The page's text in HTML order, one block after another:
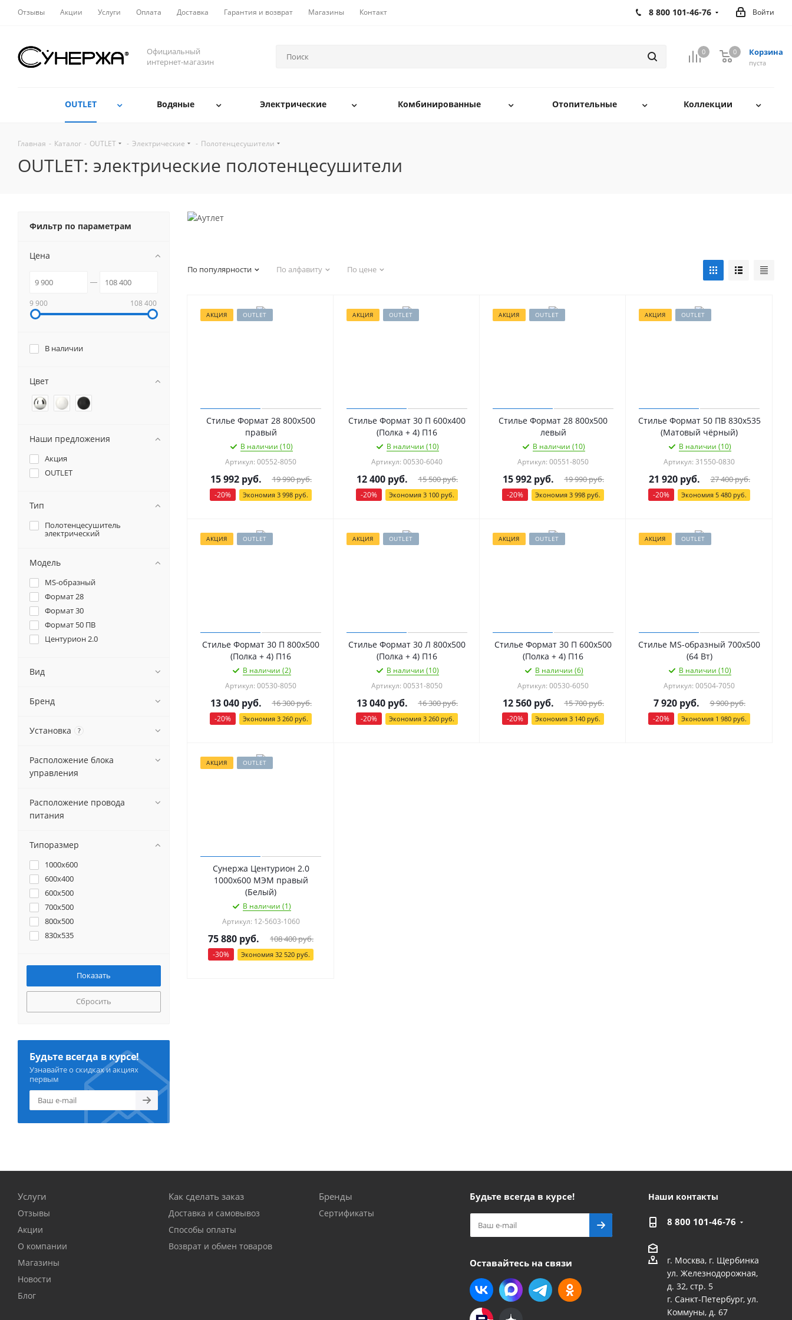
Отзывы Акции Услуги Оплата Доставка Гарантия и возврат Магазины Контакты Войти
8 800 101-46-76
Официальный
интернет-магазин
0 Корзина
0
пуста
0
OUTLET Водяные Электрические Комбинированные Отопительные Коллекции
Главная - Каталог - OUTLET - Электрические - Полотенцесушители
OUTLET: электрические полотенцесушители
По популярности По алфавиту По цене
АКЦИЯ OUTLET
Стилье Формат 28 800х500
правый
В наличии (10)
Артикул: 00552-8050
15 992руб. 19 990руб.
-20% Экономия 3 998руб.
АКЦИЯ OUTLET
Стилье Формат 30 П 600х400
(Полка + 4) П16
В наличии (10)
Артикул: 00530-6040
12 400руб. 15 500руб.
-20% Экономия 3 100руб.
АКЦИЯ OUTLET
Стилье Формат 28 800х500
левый
В наличии (10)
Артикул: 00551-8050
15 992руб. 19 990руб.
-20% Экономия 3 998руб.
АКЦИЯ OUTLET
Стилье Формат 50 ПВ 830х535
(Матовый чёрный)
В наличии (10)
Артикул: 31550-0830
21 920руб. 27 400руб.
-20% Экономия 5 480руб.
АКЦИЯ OUTLET
Стилье Формат 30 П 800х500
(Полка + 4) П16
В наличии (2)
Артикул: 00530-8050
13 040руб. 16 300руб.
-20% Экономия 3 260руб.
АКЦИЯ OUTLET
Стилье Формат 30 Л 800х500
(Полка + 4) П16
В наличии (10)
Артикул: 00531-8050
13 040руб. 16 300руб.
-20% Экономия 3 260руб.
АКЦИЯ OUTLET
Стилье Формат 30 П 600х500
(Полка + 4) П16
В наличии (6)
Артикул: 00530-6050
12 560руб. 15 700руб.
-20% Экономия 3 140руб.
АКЦИЯ OUTLET
Стилье МS-образный 700х500
(64 Вт)
В наличии (10)
Артикул: 00504-7050
7 920руб. 9 900руб.
-20% Экономия 1 980руб.
АКЦИЯ OUTLET
Сунержа Центурион 2.0
1000x600 МЭМ правый
(Белый)
В наличии (1)
Артикул: 12-5603-1060
75 880 руб. 108 400руб.
-30% Экономия 32 520руб.
Фильтр по параметрам
Цена
9 900 108 400
В наличии
Цвет
Наши предложения
Акция
OUTLET
Тип
Полотенцесушитель
электрический
Модель
MS-образный
Формат 28
Формат 30
Формат 50 ПВ
Центурион 2.0
Вид
Бренд
Установка ?
Расположение блока
управления
Расположение провода
питания
Типоразмер
1000x600
600x400
600x500
700x500
800x500
830x535
Сбросить
Будьте всегда в курсе!
Узнавайте о скидках и акциях
первым
Услуги
Отзывы
Акции
О компании
Магазины
Новости
Блог
Как сделать заказ
Доставка и самовывоз
Способы оплаты
Возврат и обмен товаров
Бренды
Сертификаты
Будьте всегда в курсе!
Оставайтесь на связи
Наши контакты
8 800 101-46-76
г. Москва, г. Щербинка
ул. Железнодорожная,
д. 32, стр. 5
г. Санкт-Петербург, ул.
Коммуны, д. 67